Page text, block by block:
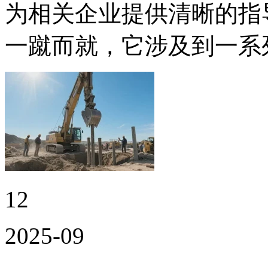
为相关企业提供清晰的
一蹴而就，它涉及到一
12
2025-09